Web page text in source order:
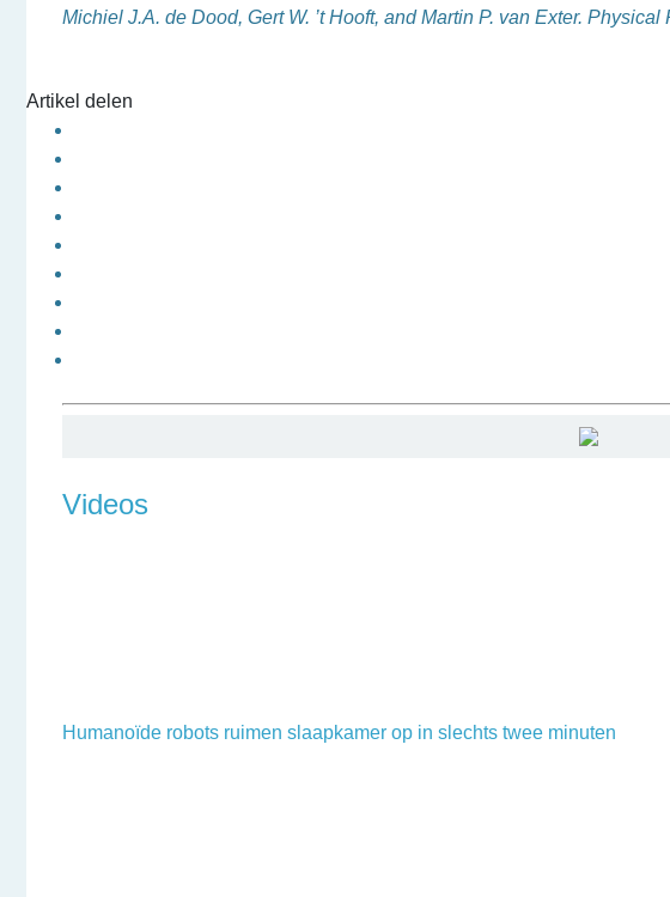
Michiel J.A. de Dood, Gert W. ’t Hooft, and Martin P. van Exter.
Artikel delen
Videos
Humanoïde robots ruimen slaapkamer op in slechts twee minuten